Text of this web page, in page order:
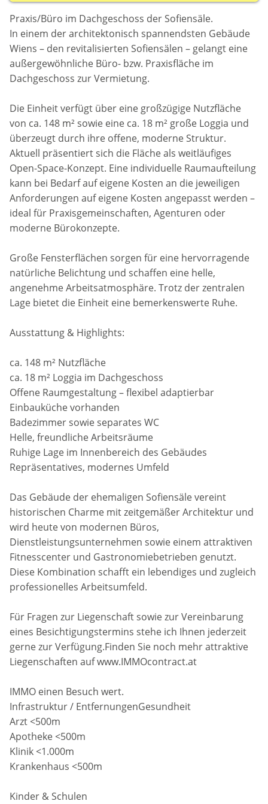
Praxis/Büro im Dachgeschoss der Sofiensäle.
In einem der architektonisch spannendsten Gebäude
Wiens – den revitalisierten Sofiensälen – gelangt eine
außergewöhnliche Büro- bzw. Praxisfläche im
Dachgeschoss zur Vermietung.
Die Einheit verfügt über eine großzügige Nutzfläche
von ca. 148 m² sowie eine ca. 18 m² große Loggia und
überzeugt durch ihre offene, moderne Struktur.
Aktuell präsentiert sich die Fläche als weitläufiges
Open-Space-Konzept. Eine individuelle Raumaufteilung
kann bei Bedarf auf eigene Kosten an die jeweiligen
Anforderungen auf eigene Kosten angepasst werden –
ideal für Praxisgemeinschaften, Agenturen oder
moderne Bürokonzepte.
Große Fensterflächen sorgen für eine hervorragende
natürliche Belichtung und schaffen eine helle,
angenehme Arbeitsatmosphäre. Trotz der zentralen
Lage bietet die Einheit eine bemerkenswerte Ruhe.
Ausstattung & Highlights:
ca. 148 m² Nutzfläche
ca. 18 m² Loggia im Dachgeschoss
Offene Raumgestaltung – flexibel adaptierbar
Einbauküche vorhanden
Badezimmer sowie separates WC
Helle, freundliche Arbeitsräume
Ruhige Lage im Innenbereich des Gebäudes
Repräsentatives, modernes Umfeld
Das Gebäude der ehemaligen Sofiensäle vereint
historischen Charme mit zeitgemäßer Architektur und
wird heute von modernen Büros,
Dienstleistungsunternehmen sowie einem attraktiven
Fitnesscenter und Gastronomiebetrieben genutzt.
Diese Kombination schafft ein lebendiges und zugleich
professionelles Arbeitsumfeld.
Für Fragen zur Liegenschaft sowie zur Vereinbarung
eines Besichtigungstermins stehe ich Ihnen jederzeit
gerne zur Verfügung.Finden Sie noch mehr attraktive
Liegenschaften auf www.IMMOcontract.at
IMMO einen Besuch wert.
Infrastruktur / EntfernungenGesundheit
Arzt <500m
Apotheke <500m
Klinik <1.000m
Krankenhaus <500m
Kinder & Schulen